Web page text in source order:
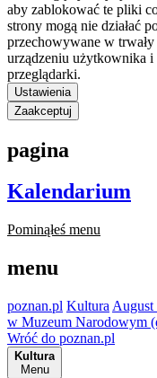
aby zablokować te pliki
strony mogą nie działać
przechowywane w
urządzeniu użytkownika i
przeglądarki.
Ustawienia
Zaakceptuj
pagina
Kalendarium
Pominąłeś menu
menu
poznan.pl Kultura
w Muzeum Narodowym
Wróć do poznan.pl
Kultura
Menu